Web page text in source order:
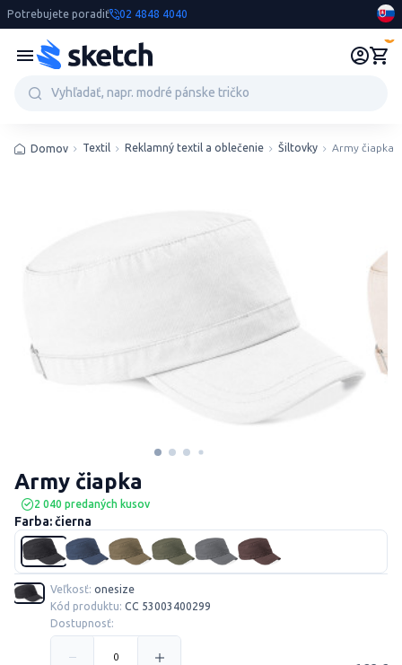
Potrebujete poradiť 02 4848 4040
Domov Textil Reklamný textil a oblečenie Šiltovky Army čiapka
2 040 predaných kusov
Army čiapka
Farba: čierna
Veľkosť: onesize
Kód produktu: CC 53003400299
Dostupnosť: